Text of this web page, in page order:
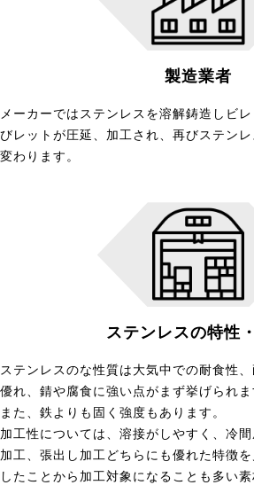
製造業者
メーカーではステンレスを溶解鋳造しビ
びレットが圧延、加工され、再びステン
変わります。
ステンレスの特性
ステンレスのな性質は大気中での耐食性
優れ、錆や腐食に強い点がまず挙げられま
また、鉄よりも固く強度もあります。
加工性については、溶接がしやすく、冷
加工、張出し加工どちらにも優れた特徴
したことから加工対象になることも多い